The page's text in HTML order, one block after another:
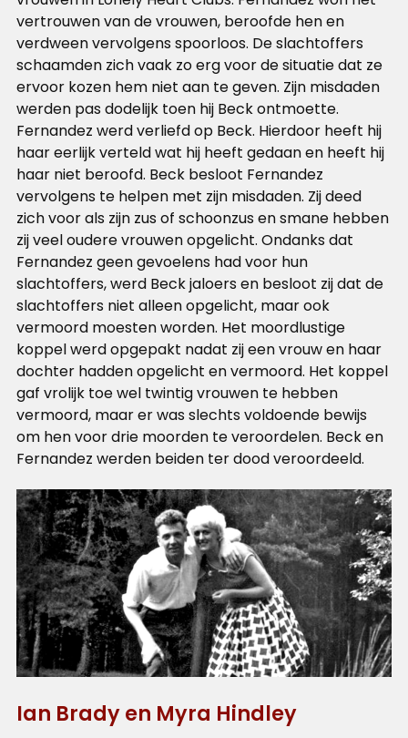
vertrouwen van de vrouwen, beroofde hen en
verdween vervolgens spoorloos. De slachtoffers
schaamden zich vaak zo erg voor de situatie dat ze
ervoor kozen hem niet aan te geven. Zijn misdaden
werden pas dodelijk toen hij Beck ontmoette.
Fernandez werd verliefd op Beck. Hierdoor heeft hij
haar eerlijk verteld wat hij heeft gedaan en heeft hij
haar niet beroofd. Beck besloot Fernandez
vervolgens te helpen met zijn misdaden. Zij deed
zich voor als zijn zus of schoonzus en smane hebben
zij veel oudere vrouwen opgelicht. Ondanks dat
Fernandez geen gevoelens had voor hun
slachtoffers, werd Beck jaloers en besloot zij dat de
slachtoffers niet alleen opgelicht, maar ook
vermoord moesten worden. Het moordlustige
koppel werd opgepakt nadat zij een vrouw en haar
dochter hadden opgelicht en vermoord. Het koppel
gaf vrolijk toe wel twintig vrouwen te hebben
vermoord, maar er was slechts voldoende bewijs
om hen voor drie moorden te veroordelen. Beck en
Fernandez werden beiden ter dood veroordeeld.
Ian Brady en Myra Hindley